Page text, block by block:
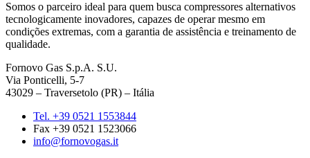
Somos o parceiro ideal para quem busca compressores alternativos
tecnologicamente inovadores, capazes de operar mesmo em
condições extremas, com a garantia de assistência e treinamento de
qualidade.
Fornovo Gas S.p.A. S.U.
Via Ponticelli, 5-7
43029 – Traversetolo (PR) – Itália
Tel. +39 0521 1553844
Fax +39 0521 1523066
info@fornovogas.it